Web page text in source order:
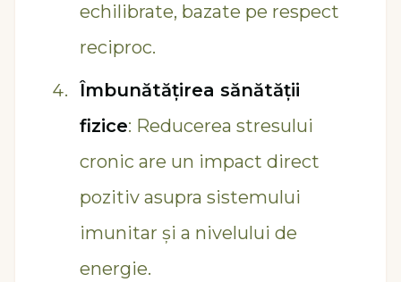
echilibrate, bazate pe respect
reciproc.
Îmbunătățirea sănătății
fizice: Reducerea stresului
cronic are un impact direct
pozitiv asupra sistemului
imunitar și a nivelului de
energie.